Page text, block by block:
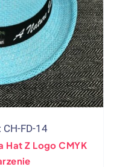
FD-14
Hat Z Logo CMYK